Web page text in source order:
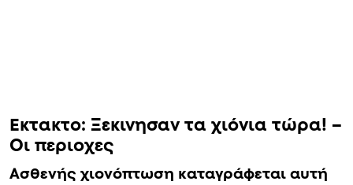
Εκτακτο: Ξεκινησαν τα χιόνια τώρα! –
Οι περιοχες
Ασθενής χιονόπτωση καταγράφεται αυτή